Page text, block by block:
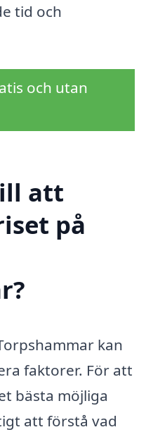
tid och
och utan
att
på
kan
faktorer. För att
bästa möjliga
att förstå vad